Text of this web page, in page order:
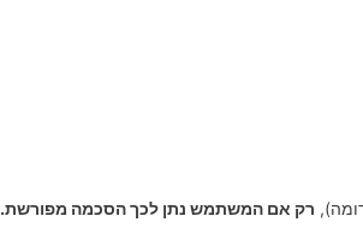
רק אם המשתמש נתן לכך הסכמה מפורשת.